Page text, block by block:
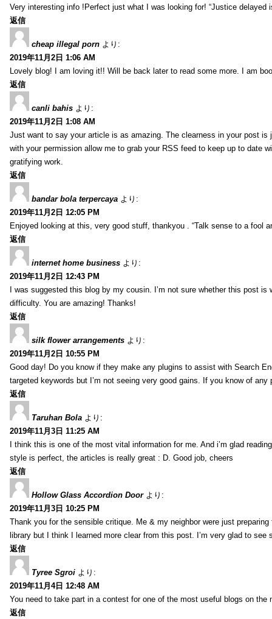
Very interesting info !Perfect just what I was looking for! “Justice delayed
返信
cheap illegal porn より:
2019年11月2日 1:06 AM
Lovely blog! I am loving it!! Will be back later to read some more. I am
返信
canli bahis より:
2019年11月2日 1:08 AM
Just want to say your article is as amazing. The clearness in your post
with your permission allow me to grab your RSS feed to keep up to date
gratifying work.
返信
bandar bola terpercaya より:
2019年11月2日 12:05 PM
Enjoyed looking at this, very good stuff, thankyou . “Talk sense to a fool
返信
internet home business より:
2019年11月2日 12:43 PM
I was suggested this blog by my cousin. I’m not sure whether this post
difficulty. You are amazing! Thanks!
返信
silk flower arrangements より:
2019年11月2日 10:55 PM
Good day! Do you know if they make any plugins to assist with Search
targeted keywords but I’m not seeing very good gains. If you know of any
返信
Taruhan Bola より:
2019年11月3日 11:25 AM
I think this is one of the most vital information for me. And i’m glad
style is perfect, the articles is really great : D. Good job, cheers
返信
Hollow Glass Accordion Door より:
2019年11月3日 10:25 PM
Thank you for the sensible critique. Me & my neighbor were just
library but I think I learned more clear from this post. I’m very glad to see
返信
Tyree Sgroi より:
2019年11月4日 12:48 AM
You need to take part in a contest for one of the most useful blogs on
返信